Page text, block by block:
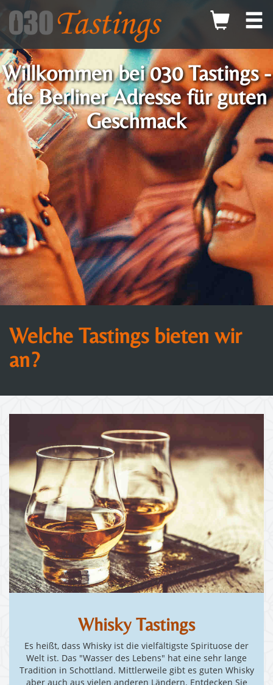
Willkommen bei 030 Tastings -
die Berliner Adresse für guten
Geschmack
Welche Tastings bieten wir
an?
Whisky Tastings
Es heißt, dass Whisky ist die vielfältigste Spirituose der
Welt ist. Das "Wasser des Lebens" hat eine sehr lange
Tradition in Schottland. Mittlerweile gibt es guten Whisky
aber auch aus vielen anderen Ländern. Entdecken Sie